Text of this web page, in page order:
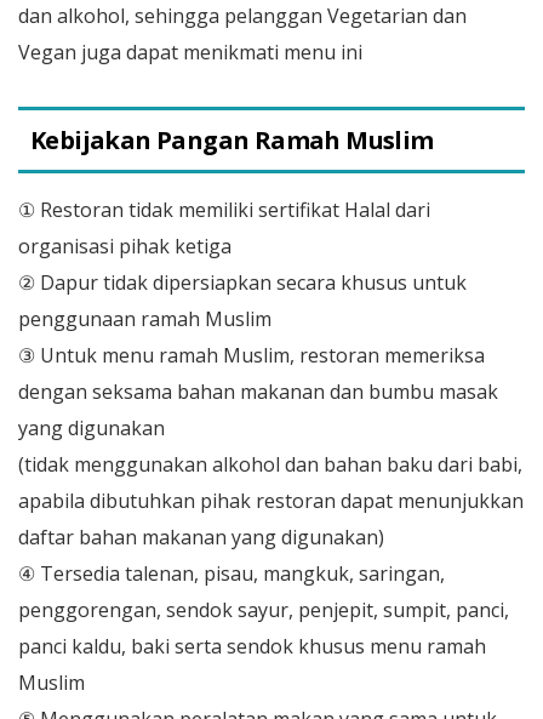
dan alkohol, sehingga pelanggan Vegetarian dan
Vegan juga dapat menikmati menu ini
Kebijakan Pangan Ramah Muslim
① Restoran tidak memiliki sertifikat Halal dari
organisasi pihak ketiga
② Dapur tidak dipersiapkan secara khusus untuk
penggunaan ramah Muslim
③ Untuk menu ramah Muslim, restoran memeriksa
dengan seksama bahan makanan dan bumbu masak
yang digunakan
(tidak menggunakan alkohol dan bahan baku dari babi,
apabila dibutuhkan pihak restoran dapat menunjukkan
daftar bahan makanan yang digunakan)
④ Tersedia talenan, pisau, mangkuk, saringan,
penggorengan, sendok sayur, penjepit, sumpit, panci,
panci kaldu, baki serta sendok khusus menu ramah
Muslim